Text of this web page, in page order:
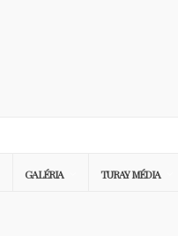
GALÉRIA TURAY MÉDIA